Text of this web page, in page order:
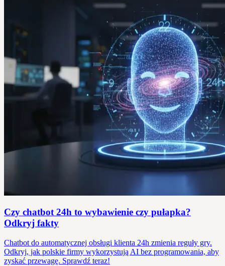
Czy chatbot 24h to wybawienie czy pułapka?
Odkryj fakty
Chatbot do automatycznej obsługi klienta 24h zmienia reguły gry.
Odkryj, jak polskie firmy wykorzystują AI bez programowania, aby
zyskać przewagę. Sprawdź teraz!